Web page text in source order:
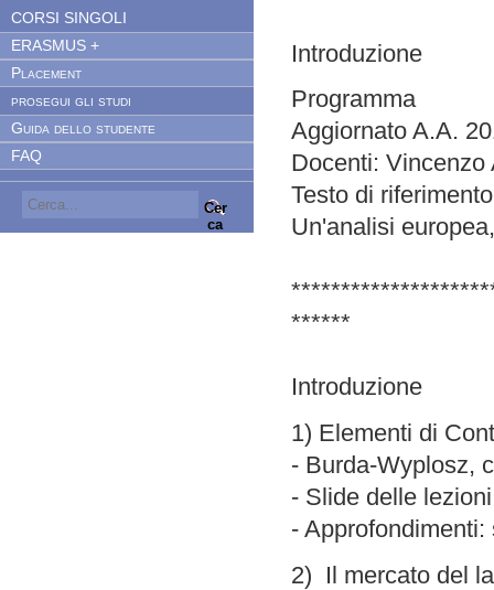
CORSI SINGOLI
ERASMUS +
Placement
prosegui gli studi
Guida dello studente
FAQ
Cer
ca
Introduzione
Programma
Aggiornato A.A.
Docenti:
Testo di
Un'analisi
******
Introduzione
1) Elementi di
- Burda-Wyplosz,
- Slide delle lezioni
-
2) Il mercato del